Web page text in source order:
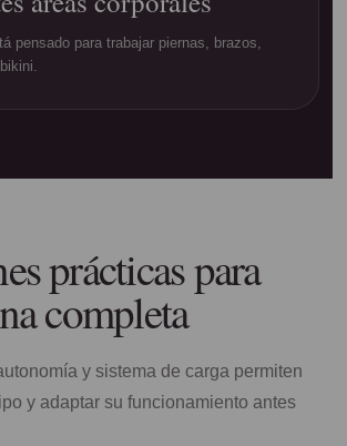
pensado para trabajar piernas, brazos,
prácticas para
completa
y sistema de carga permiten
y adaptar su funcionamiento antes